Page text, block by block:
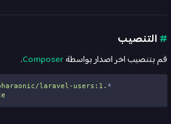
#التنصيب
قم بتنصيب اخر اصدار بواسطةComposer
.
laravel-users:1. *